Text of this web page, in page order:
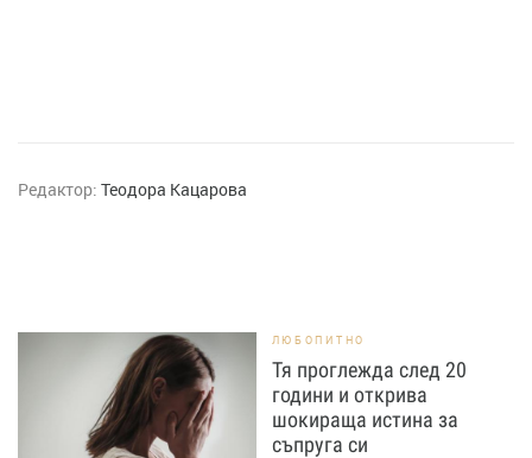
Редактор: Теодора Кацарова
ЛЮБОПИТНО
Тя проглежда след 20
години и открива
шокираща истина за
съпруга си